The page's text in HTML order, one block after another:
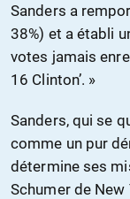
Sanders a
38%) et a établi
votes jamais
16 Clinton’. »
Sanders, qui se
comme un pur
détermine ses
Schumer de New